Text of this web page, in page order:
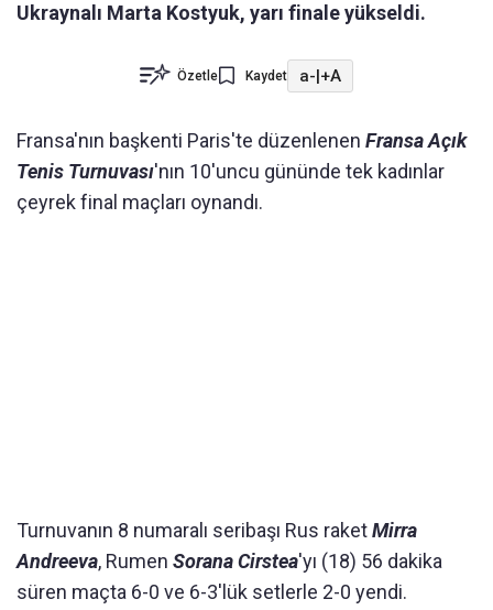
Ukraynalı Marta Kostyuk, yarı finale yükseldi.
Özetle Kaydet a-|+A
Fransa'nın başkenti Paris'te düzenlenen Fransa Açık
Tenis Turnuvası'nın 10'uncu gününde tek kadınlar
çeyrek final maçları oynandı.
Turnuvanın 8 numaralı seribaşı Rus raketMirra
Andreeva, Rumen Sorana Cirstea'yı (18) 56 dakika
süren maçta 6-0 ve 6-3'lük setlerle 2-0 yendi.